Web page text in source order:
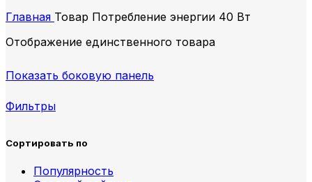
Главная Товар Потребление энергии 40 Вт
Отображение единственного товара
Показать боковую панель
Фильтры
Сортировать по
Популярность